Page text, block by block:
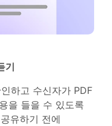
기
하고 수신자가 PDF
을 들을 수 있도록
유하기 전에